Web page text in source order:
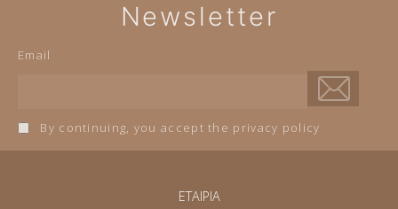
Newsletter
Email
By continuing, you accept the privacy policy
ΕΤΑΙΡΙΑ